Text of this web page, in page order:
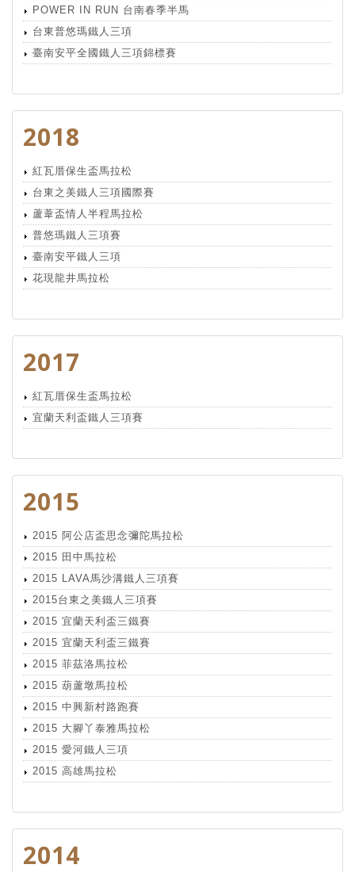
POWER IN RUN 台南春季半馬
台東普悠瑪鐵人三項
臺南安平全國鐵人三項錦標賽
2018
紅瓦厝保生盃馬拉松
台東之美鐵人三項國際賽
蘆葦盃情人半程馬拉松
普悠瑪鐵人三項賽
臺南安平鐵人三項
花現龍井馬拉松
2017
紅瓦厝保生盃馬拉松
宜蘭天利盃鐵人三項賽
2015
2015 阿公店盃思念彌陀馬拉松
2015 田中馬拉松
2015 LAVA馬沙溝鐵人三項賽
2015台東之美鐵人三項賽
2015 宜蘭天利盃三鐵賽
2015 宜蘭天利盃三鐵賽
2015 菲茲洛馬拉松
2015 葫蘆墩馬拉松
2015 中興新村路跑賽
2015 大腳丫泰雅馬拉松
2015 愛河鐵人三項
2015 高雄馬拉松
2014